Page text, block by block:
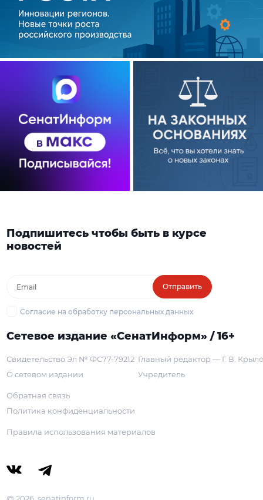
Подпишитесь чтобы быть в курсе
новостей
Отправить
Согласие на обработку персональных данных
Сетевое издание «СенатИнформ» / 16+
Свидетельство Эл № ФС77-79212
О сетевом издании
Главный редактор — Г. В.
Учредитель
Обратная связь
Политика конфиденциальности
Правила использования материалов